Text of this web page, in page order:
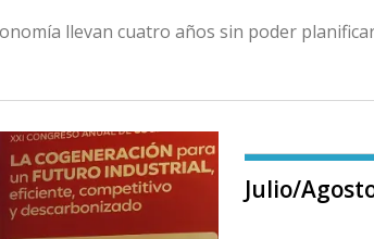
llevan cuatro años sin poder
Julio/